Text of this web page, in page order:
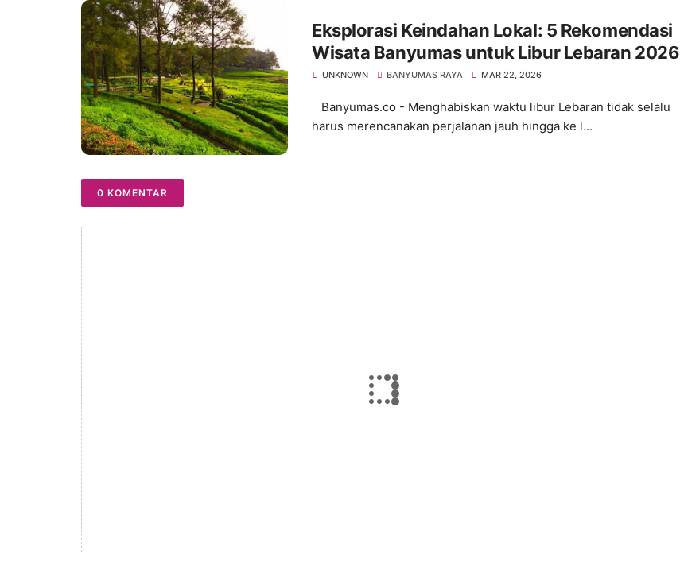
Eksplorasi Keindahan Lokal: 5 Rekomendasi
Wisata Banyumas untuk Libur Lebaran 2026
UNKNOWN BANYUMAS RAYA MAR 22, 2026
Banyumas.co - ​Menghabiskan waktu libur Lebaran tidak selalu
harus merencanakan perjalanan jauh hingga ke l...
0 KOMENTAR